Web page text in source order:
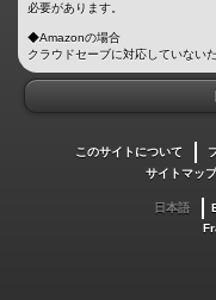
必要があります。
◆Amazonの場合
クラウドセーブに対応していない
このサイトについて
サイトマップ
日本語